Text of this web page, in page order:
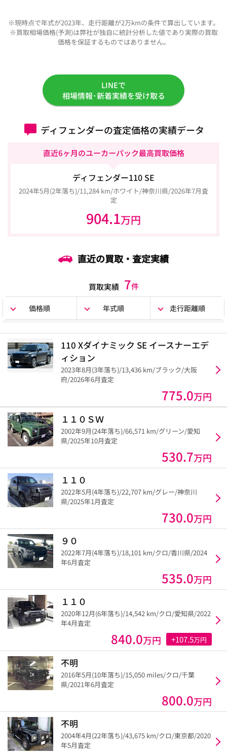
※現時点で年式が2023年、走行距離が2万kmの条件で算出しています。
※買取相場価格(予測)は弊社が独自に統計分析した値であり実際の買取
価格を保証するものではありません。
LINEで
相場情報･新着実績を受け取る
ディフェンダーの査定価格の実績データ
直近6ヶ月のユーカーパック最高買取価格
ディフェンダー110 SE
2024年5月(2年落ち)/11,284 km/ホワイト/神奈川県/2026年7月査
定
904.1万円
直近の買取・査定実績
買取実績 7件
価格順 年式順 走行距離順
110 Xダイナミック SE イースナーエデ
ィション
2023年8月(3年落ち)/13,436 km/ブラック/大阪
府/2026年6月査定
775.0万円
１１０ＳＷ
2002年9月(24年落ち)/66,571 km/グリーン/愛知
県/2025年10月査定
530.7万円
１１０
2022年5月(4年落ち)/22,707 km/グレー/神奈川
県/2025年1月査定
730.0万円
９０
2022年7月(4年落ち)/18,101 km/クロ/香川県/2024
年6月査定
535.0万円
１１０
2020年12月(6年落ち)/14,542 km/クロ/愛知県/2022
年4月査定
840.0万円 +107.5万円
不明
2016年5月(10年落ち)/15,050 miles/クロ/千葉
県/2021年6月査定
800.0万円
不明
2004年4月(22年落ち)/43,675 km/クロ/東京都/2020
年5月査定